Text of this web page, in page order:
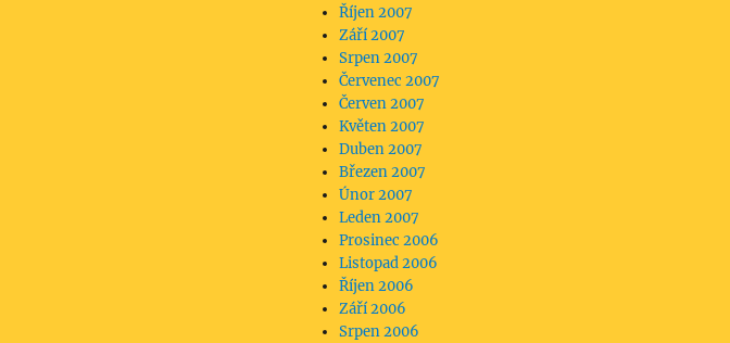
Říjen 2007
Září 2007
Srpen 2007
Červenec 2007
Červen 2007
Květen 2007
Duben 2007
Březen 2007
Únor 2007
Leden 2007
Prosinec 2006
Listopad 2006
Říjen 2006
Září 2006
Srpen 2006